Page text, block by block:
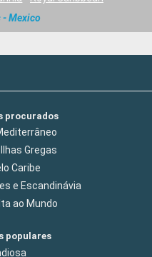
- Mexico
procurados
Gregas
Caribe
e Escandinávia
ao Mundo
populares